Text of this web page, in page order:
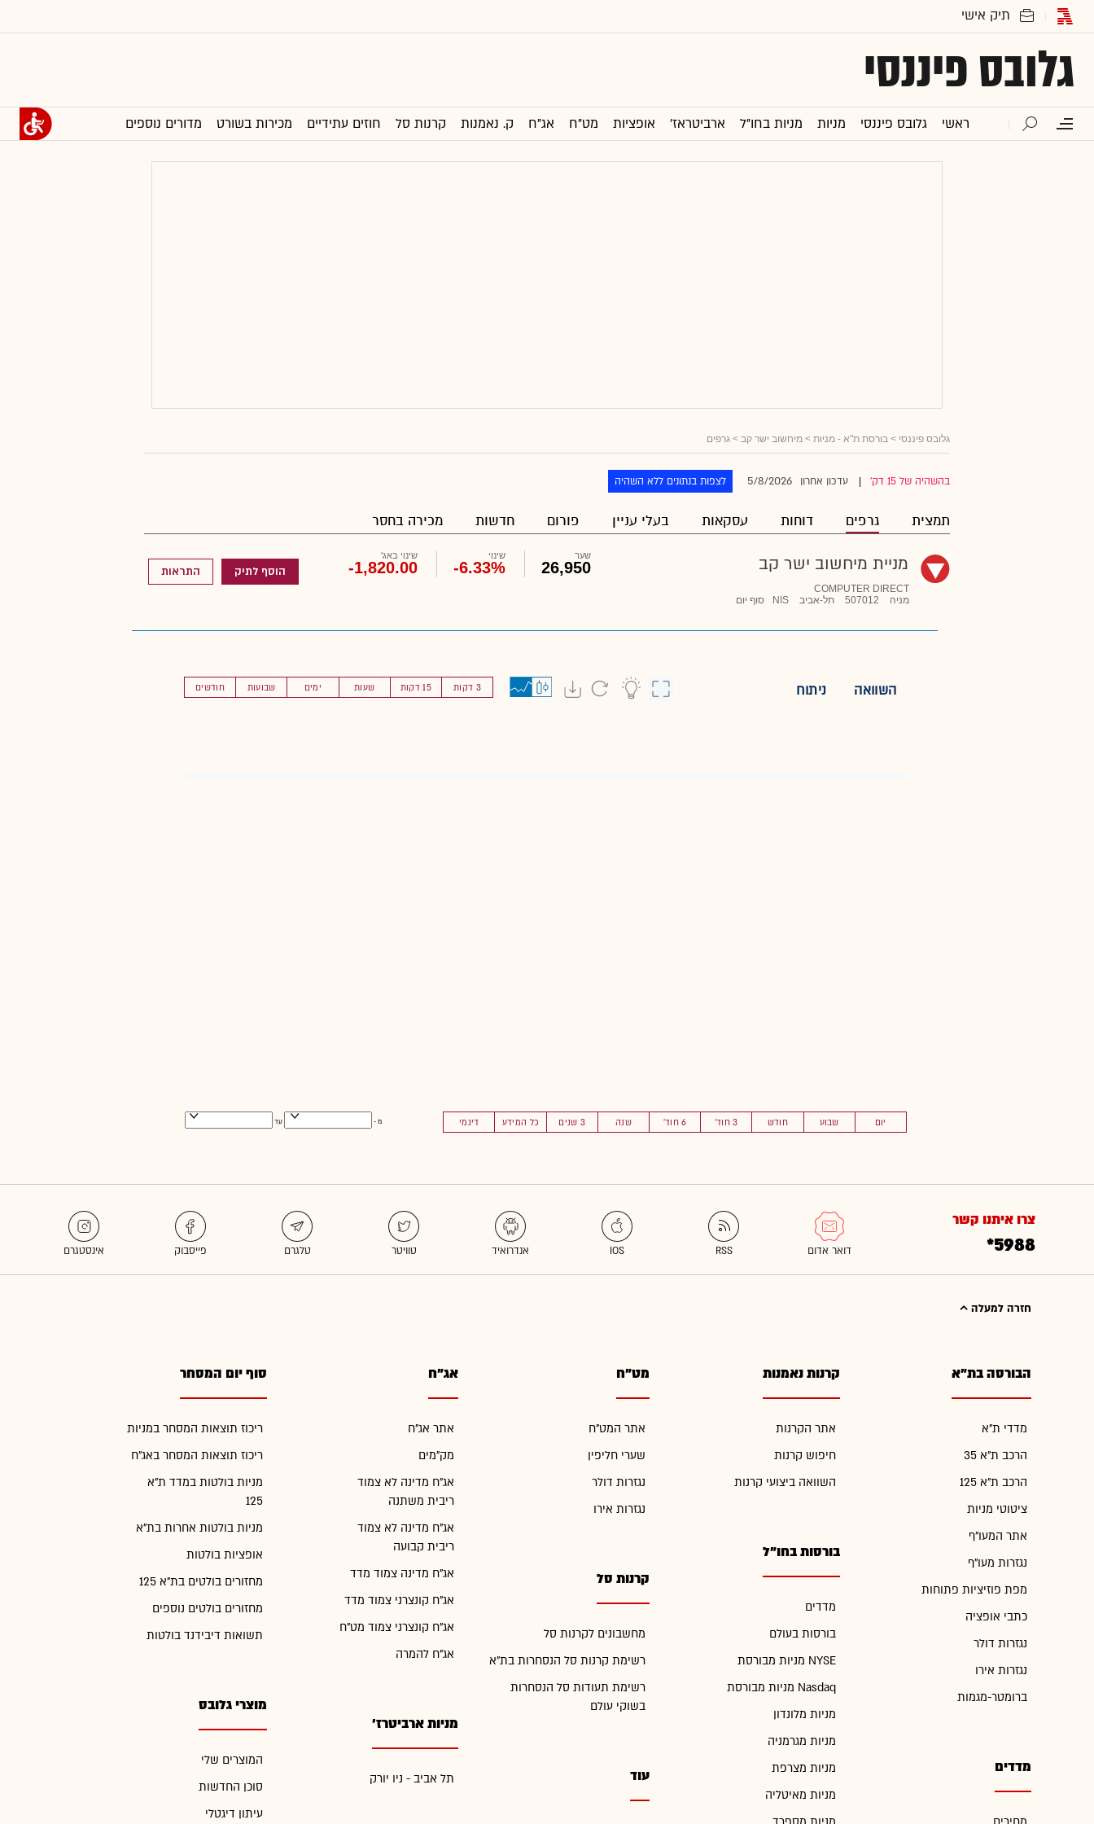
גלובס פיננסי
ראשי גלובס פיננסי מניות מניות בחו"ל ארביטראז' אופציות מט"ח אג"ח ק. נאמנות קרנות סל חוזים עתידיים מכירות בשורט מדורים נוספים
גלובס פיננסי > בורסת ת"א - מניות > מיחשוב ישר קב > גרפים
בהשהיה של 15 דק' עדכון אחרון 5/8/2026 לצפות בנתונים ללא השהיה
תמצית גרפים דוחות עסקאות בעלי עניין פורום חדשות מכירה בחסר
מניית מיחשוב ישר קב
COMPUTER DIRECT
מניה
507012 תל-אביב NIS סוף יום
שער
26,950
שינוי
-6.33%
שינוי באג'
-1,820.00 הוסף לתיק התראות
חודשים שבועות ימים שעות 15 דקות 3 דקות השוואה ניתוח
יום שבוע חודש 3 חוד' 6 חוד' שנה 3 שנים כל המידע דינמי מ - עד
צרו איתנו קשר
*5988
חזרה למעלה
הבורסה בת"א
מדדי ת"א
הרכב ת"א 35
הרכב ת"א 125
ציטוטי מניות
אתר המעו"ף
נגזרות מעו"ף
מפת פוזיציות פתוחות
כתבי אופציה
נגזרות דולר
נגזרות אירו
ברומטר-מגמות
מדדים
קרנות נאמנות
אתר הקרנות
חיפוש קרנות
השוואה ביצועי קרנות
בורסות בחו"ל
מדדים
בורסות בעולם
מניות מבורסת NYSE
מניות מבורסת Nasdaq
מניות מלונדון
מניות מגרמניה
מניות מצרפת
מניות מאיטליה
מט"ח
אתר המט"ח
שערי חליפין
נגזרות דולר
נגזרות אירו
קרנות סל
מחשבונים לקרנות סל
רשימת קרנות סל הנסחרות בת"א
רשימת תעודות סל הנסחרות
בשוקי עולם
עוד
אג"ח
אתר אג"ח
מק"מים
אג"ח מדינה לא צמוד
ריבית משתנה
אג"ח מדינה לא צמוד
ריבית קבועה
אג"ח מדינה צמוד מדד
אג"ח קונצרני צמוד מדד
אג"ח קונצרני צמוד מט"ח
אג"ח להמרה
מניות ארביטרז'
תל אביב - ניו יורק
סוף יום המסחר
ריכוז תוצאות המסחר במניות
ריכוז תוצאות המסחר באג"ח
מניות בולטות במדד ת"א
125
מניות בולטות אחרות בת"א
אופציות בולטות
מחזורים בולטים בת"א 125
מחזורים בולטים נוספים
תשואות דיבידנד בולטות
מוצרי גלובס
המוצרים שלי
סוכן החדשות
עיתון דיגטלי